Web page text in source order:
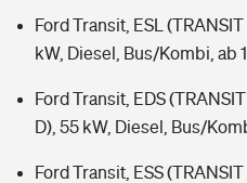
Ford Transit, ESL
kW, Diesel, Bus/Kombi, ab
Ford Transit, EDS
D), 55 kW, Diesel, Bus/
Ford Transit, ESS